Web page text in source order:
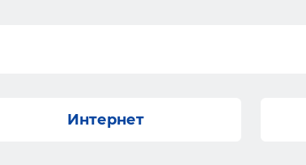
Интернет